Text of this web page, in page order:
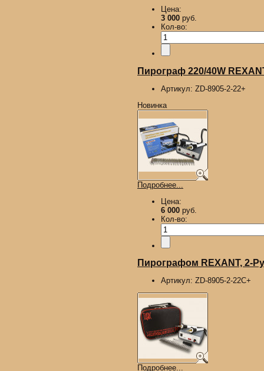
Цена:
3 000 руб.
Кол-во:
Пирограф 220/40W
Артикул: ZD-8905-2-22+
Новинка
Подробнее...
Цена:
6 000 руб.
Кол-во:
Пирографом REXANT, 2-
Артикул: ZD-8905-2-22С+
Подробнее...